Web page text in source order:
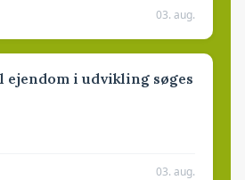
03. aug.
ejendom i udvikling søges
03. aug.